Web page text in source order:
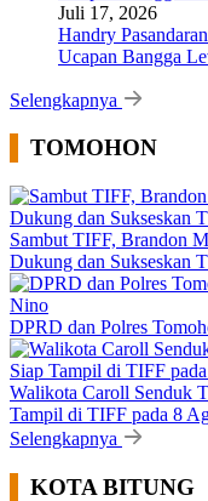
Juli 17, 2026
Handry
Ucapan Bangga
Selengkapnya
TOMOHON
Sambut TIFF, Brandon
Dukung dan Sukseskan
DPRD dan Polres
Walikota Caroll Senduk
Tampil di TIFF pada 8
Selengkapnya
KOTA BITUNG